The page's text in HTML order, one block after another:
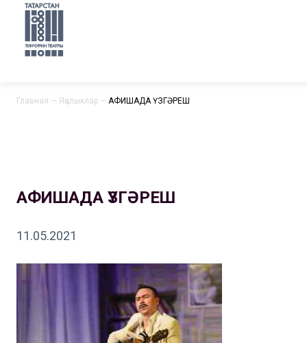
Главная — Яңалыклар — АФИШАДА ҮЗГӘРЕШ
АФИШАДА ҮЗГӘРЕШ
11.05.2021